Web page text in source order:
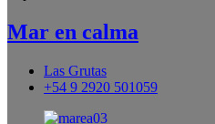
Mar en calma
Las Grutas
+54 9 2920 501059